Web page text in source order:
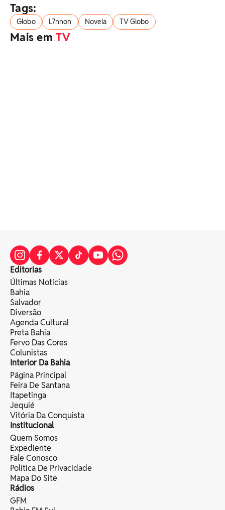
Tags:
Globo L7nnon Novela TV Globo
Mais emTV
Editorias
Últimas Notícias
Bahia
Salvador
Diversão
Agenda Cultural
Preta Bahia
Fervo Das Cores
Colunistas
Interior Da Bahia
Página Principal
Feira De Santana
Itapetinga
Jequié
Vitória Da Conquista
Institucional
Quem Somos
Expediente
Fale Conosco
Política De Privacidade
Mapa Do Site
Rádios
GFM